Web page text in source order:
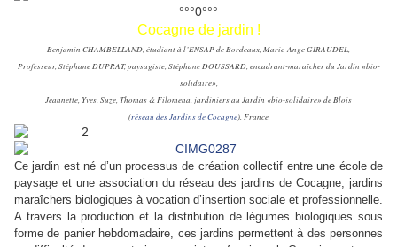
°°°0°°°
Cocagne de jardin !
Benjamin CHAMBELLAND, étudiant à l’ENSAP de Bordeaux, Marie-Ange GIRAUDEL,
Professeur, Stéphane DUPRAT, paysagiste, Stéphane DOUSSARD, encadrant-maraîcher du Jardin «bio-
solidaire»,
Jeannette, Yves, Suze, Thomas & Filomena, jardiniers au Jardin «bio-solidaire» de Blois
(réseau des Jardins de Cocagne), France
Ce jardin est né d’un processus de création collectif entre une école de
paysage et une association du réseau des jardins de Cocagne, jardins
maraîchers biologiques à vocation d’insertion sociale et professionnelle.
A travers la production et la distribution de légumes biologiques sous
forme de panier hebdomadaire, ces jardins permettent à des personnes